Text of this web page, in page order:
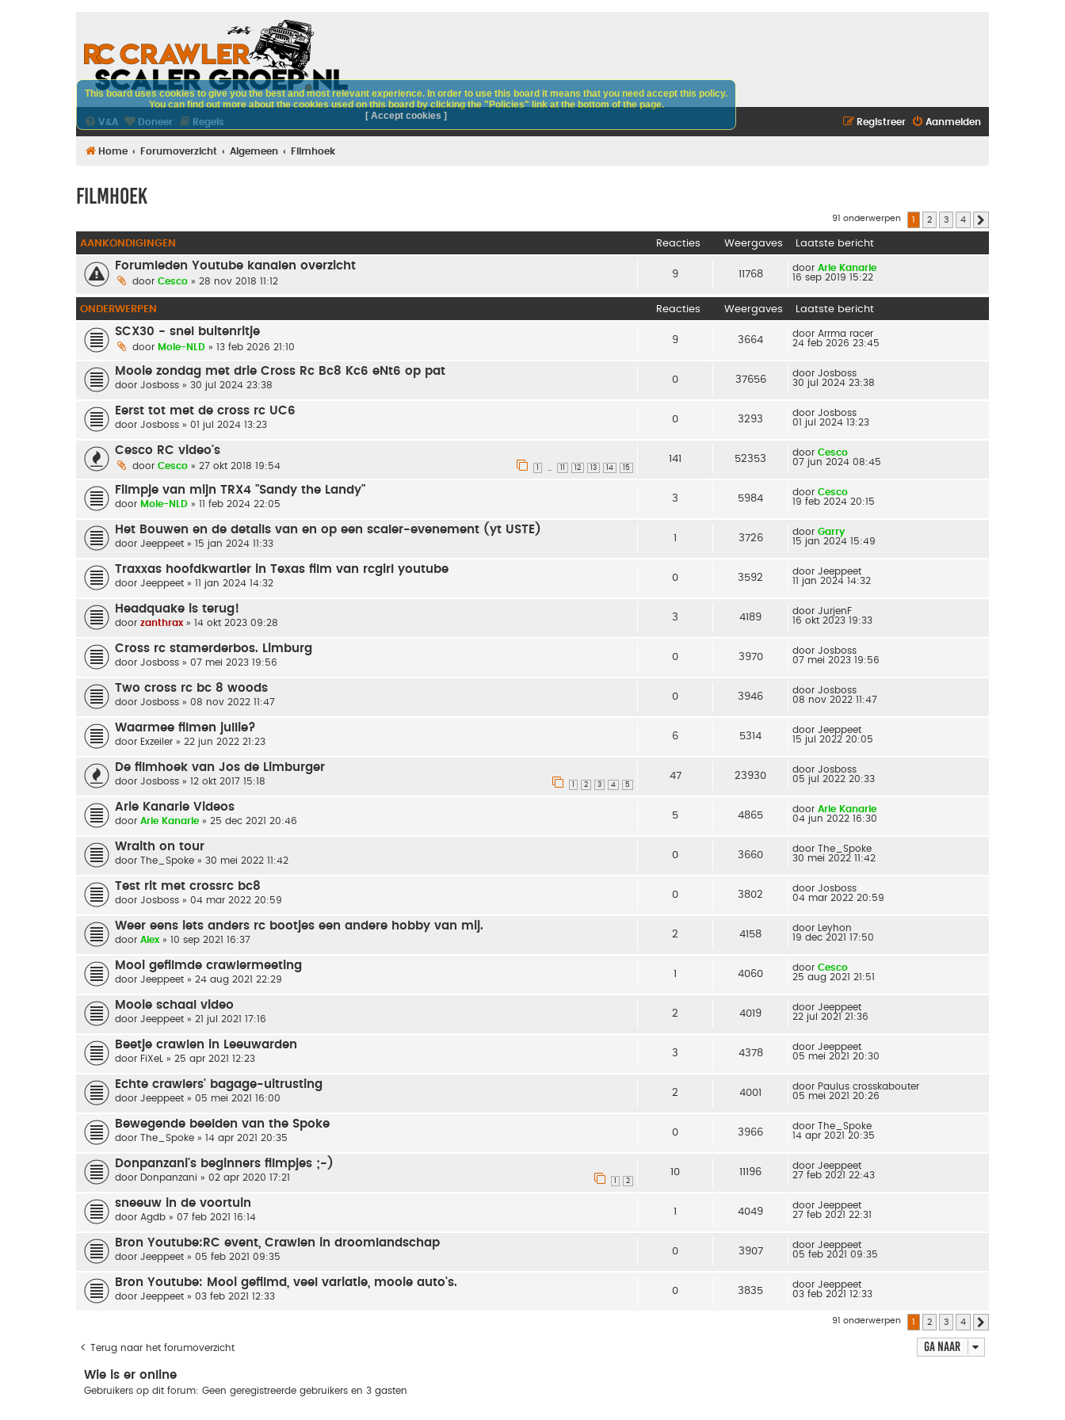
V&A Doneer Regels Aanmelden
Registreer
Home Forumoverzicht Algemeen Filmhoek
Filmhoek
91 onderwerpen 1 2 3 4
AANKONDIGINGEN Reacties Weergaves Laatste bericht
Forumleden Youtube kanalen overzicht
door Cesco » 28 nov 2018 11:12
9 11768
door Arie Kanarie
16 sep 2019 15:22
ONDERWERPEN Reacties Weergaves Laatste bericht
SCX30 - snel buitenritje
door Mole-NLD » 13 feb 2026 21:10
9 3664
door Arrma racer
24 feb 2026 23:45
Mooie zondag met drie Cross Rc Bc8 Kc6 eNt6 op pat
door Josboss » 30 jul 2024 23:38 0 37656
door Josboss
30 jul 2024 23:38
Eerst tot met de cross rc UC6
door Josboss » 01 jul 2024 13:23 0 3293
door Josboss
01 jul 2024 13:23
Cesco RC video's
door Cesco » 27 okt 2018 19:54 … 12 13 14 15
141 52353
door Cesco
07 jun 2024 08:45
Filmpje van mijn TRX4 "Sandy the Landy"
door Mole-NLD » 11 feb 2024 22:05 3 5984
door Cesco
19 feb 2024 20:15
Het Bouwen en de details van en op een scaler-evenement (yt USTE)
door Jeeppeet » 15 jan 2024 11:33 1 3726
door Garry
15 jan 2024 15:49
Traxxas hoofdkwartier in Texas film van rcgirl youtube
door Jeeppeet » 11 jan 2024 14:32 0 3592
door Jeeppeet
11 jan 2024 14:32
Headquake is terug!
door zanthrax » 14 okt 2023 09:28 3 4189
door JurjenF
16 okt 2023 19:33
Cross rc stamerderbos. Limburg
door Josboss » 07 mei 2023 19:56 0 3970
door Josboss
07 mei 2023 19:56
Two cross rc bc 8 woods
door Josboss » 08 nov 2022 11:47 0 3946
door Josboss
08 nov 2022 11:47
Waarmee filmen jullie?
door Exzeiler » 22 jun 2022 21:23 6 5314
door Jeeppeet
15 jul 2022 20:05
De filmhoek van Jos de Limburger
door Josboss » 12 okt 2017 15:18 2 3 4 5
47 23930
door Josboss
05 jul 2022 20:33
Arie Kanarie Videos
door Arie Kanarie » 25 dec 2021 20:46 5 4865
door Arie Kanarie
04 jun 2022 16:30
Wraith on tour
door The_Spoke » 30 mei 2022 11:42 0 3660
door The_Spoke
30 mei 2022 11:42
Test rit met crossrc bc8
door Josboss » 04 mar 2022 20:59 0 3802
door Josboss
04 mar 2022 20:59
Weer eens iets anders rc bootjes een andere hobby van mij.
door Alex » 10 sep 2021 16:37 2 4158
door
Leyhon
19 dec 2021 17:50
Mooi gefilmde crawlermeeting
door Jeeppeet » 24 aug 2021 22:29 1 4060
door Cesco
25 aug 2021 21:51
Mooie schaal video
door Jeeppeet » 21 jul 2021 17:16 2 4019
door Jeeppeet
22 jul 2021 21:36
Beetje crawlen in Leeuwarden
door FiXeL » 25 apr 2021 12:23 3 4378
door Jeeppeet
05 mei 2021 20:30
Echte crawlers' bagage-uitrusting
door Jeeppeet » 05 mei 2021 16:00 2 4001
door Paulus crosskabouter
05 mei 2021 20:26
Bewegende beelden van the Spoke
door The_Spoke » 14 apr 2021 20:35 0 3966
door The_Spoke
14 apr 2021 20:35
Donpanzani's beginners filmpjes ;-)
door Donpanzani » 02 apr 2020 17:21 2
10 11196
door Jeeppeet
27 feb 2021 22:43
sneeuw in de voortuin
door Agdb » 07 feb 2021 16:14 1 4049
door Jeeppeet
27 feb 2021 22:31
Bron Youtube:RC event, Crawlen in droomlandschap
door Jeeppeet » 05 feb 2021 09:35 0 3907
door Jeeppeet
05 feb 2021 09:35
Bron Youtube: Mooi gefilmd, veel variatie, mooie auto's.
door Jeeppeet » 03 feb 2021 12:33 0 3835
door Jeeppeet
03 feb 2021 12:33
91 onderwerpen 1 2 3 4
Terug naar het forumoverzicht Ga naar
Wie is er online
Gebruikers op dit forum: Geen geregistreerde gebruikers en 3 gasten
This board uses cookies to give you the best and most relevant experience. In order to use this board it means that you need accept this policy.
You can find out more about the cookies used on this board by clicking the "Policies" link at the bottom of the page.
[ Accept cookies ]